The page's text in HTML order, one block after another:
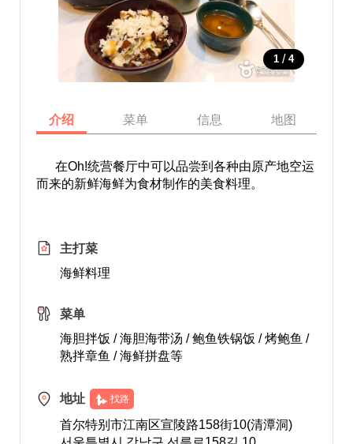
1 / 4
介绍 菜单 信息 地图
在Oh!统营餐厅中可以品尝到各种由原产地空运
而来的新鲜海鲜为食材制作的美食料理。
主打菜
海鲜料理
菜单
海胆拌饭 / 海胆海带汤 / 鲍鱼铁锅饭 / 烤鲍鱼 /
熟拌章鱼 / 海鲜拼盘等
地址 找路
首尔特别市江南区宣陵路158街10(清潭洞)